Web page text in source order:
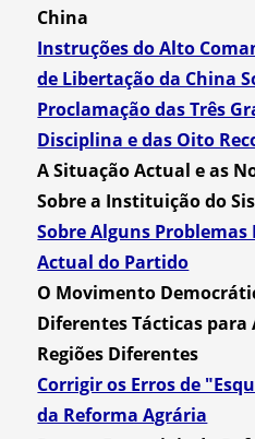
China
Instruções do Alto
de Libertação da China
Proclamação das Três
Disciplina e das Oito
A Situação Actual e as
Sobre a Instituição do
Sobre Alguns
Actual do Partido
O Movimento
Diferentes Tácticas
Regiões Diferentes
Corrigir os Erros de
da Reforma Agrária